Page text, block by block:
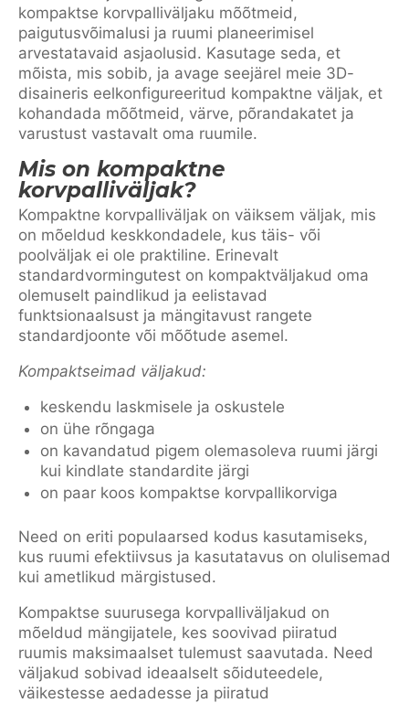
kompaktse korvpalliväljaku mõõtmeid,
paigutusvõimalusi ja ruumi planeerimisel
arvestatavaid asjaolusid. Kasutage seda, et
mõista, mis sobib, ja avage seejärel meie 3D-
disaineris eelkonfigureeritud kompaktne väljak, et
kohandada mõõtmeid, värve, põrandakatet ja
varustust vastavalt oma ruumile.
Mis on kompaktne
korvpalliväljak?
Kompaktne korvpalliväljak on väiksem väljak, mis
on mõeldud keskkondadele, kus täis- või
poolväljak ei ole praktiline. Erinevalt
standardvormingutest on kompaktväljakud oma
olemuselt paindlikud ja eelistavad
funktsionaalsust ja mängitavust rangete
standardjoonte või mõõtude asemel.
Kompaktseimad väljakud:
keskendu laskmisele ja oskustele
on ühe rõngaga
on kavandatud pigem olemasoleva ruumi järgi
kui kindlate standardite järgi
on paar koos kompaktse korvpallikorviga
Need on eriti populaarsed kodus kasutamiseks,
kus ruumi efektiivsus ja kasutatavus on olulisemad
kui ametlikud märgistused.
Kompaktse suurusega korvpalliväljakud on
mõeldud mängijatele, kes soovivad piiratud
ruumis maksimaalset tulemust saavutada. Need
väljakud sobivad ideaalselt sõiduteedele,
väikestesse aedadesse ja piiratud